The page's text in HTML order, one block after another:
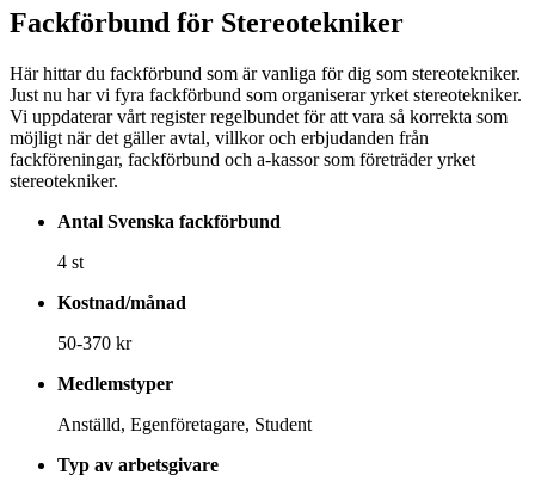
Fackförbund för Stereotekniker
Här hittar du fackförbund som är vanliga för dig som stereotekniker.
Just nu har vi fyra fackförbund som organiserar yrket stereotekniker.
Vi uppdaterar vårt register regelbundet för att vara så korrekta som
möjligt när det gäller avtal, villkor och erbjudanden från
fackföreningar, fackförbund och a-kassor som företräder yrket
stereotekniker.
Antal Svenska fackförbund
4 st
Kostnad/månad
50-370 kr
Medlemstyper
Anställd, Egenföretagare, Student
Typ av arbetsgivare